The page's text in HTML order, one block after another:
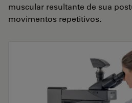
muscular resultante de sua
movimentos repetitivos.